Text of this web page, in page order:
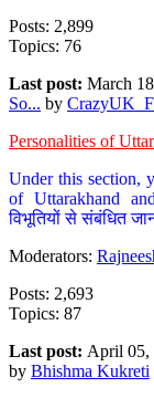
Posts: 2,899
Topics: 76
Last post: March
So... by
Personalities of
Under this section,
of Uttarakhand
विभूतियों से संबंधित
Moderators:
Posts: 2,693
Topics: 87
Last post: April 05,
by Bhishma Kukreti